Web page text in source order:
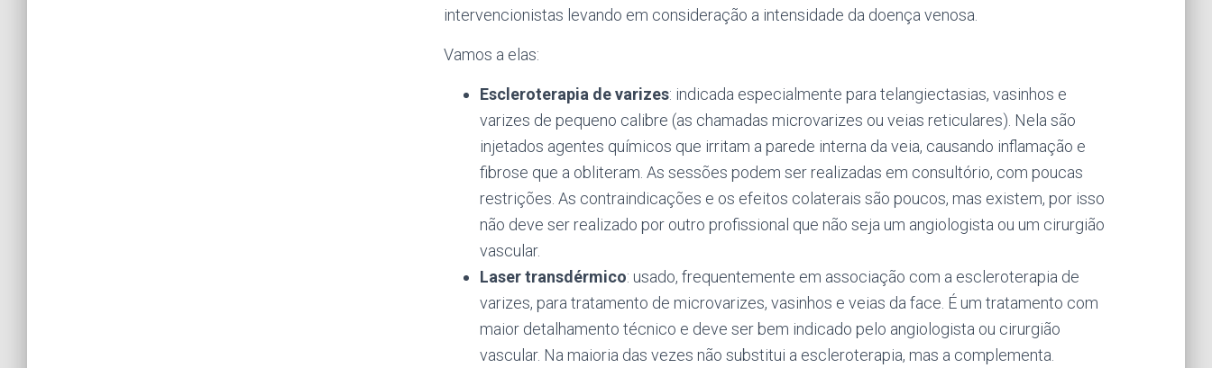
intervencionistas levando em consideração a intensidade da doença venosa.
Vamos a elas:
Escleroterapia de varizes: indicada especialmente para telangiectasias, vasinhos e
varizes de pequeno calibre (as chamadas microvarizes ou veias reticulares). Nela são
injetados agentes químicos que irritam a parede interna da veia, causando inflamação e
fibrose que a obliteram. As sessões podem ser realizadas em consultório, com poucas
restrições. As contraindicações e os efeitos colaterais são poucos, mas existem, por isso
não deve ser realizado por outro profissional que não seja um angiologista ou um cirurgião
vascular.
Laser transdérmico: usado, frequentemente em associação com a escleroterapia de
varizes, para tratamento de microvarizes, vasinhos e veias da face. É um tratamento com
maior detalhamento técnico e deve ser bem indicado pelo angiologista ou cirurgião
vascular. Na maioria das vezes não substitui a escleroterapia, mas a complementa.